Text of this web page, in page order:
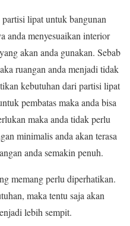
lipat untuk bangunan
anda menyesuaikan interior
akan anda gunakan. Sebab
ruangan anda menjadi tidak
kebutuhan dari partisi lipat
pembatas maka anda bisa
maka anda tidak perlu
minimalis anda akan terasa
anda semakin penuh.
memang perlu diperhatikan.
maka tentu saja akan
lebih sempit.